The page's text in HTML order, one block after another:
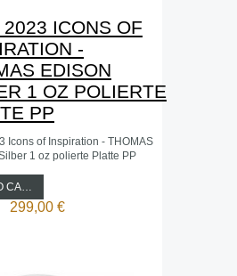
2023 ICONS OF
-
EDISON
1 OZ POLIERTE
PP
Icons of Inspiration - THOMAS
1 oz polierte Platte PP
ADD TO CART
299,00 €